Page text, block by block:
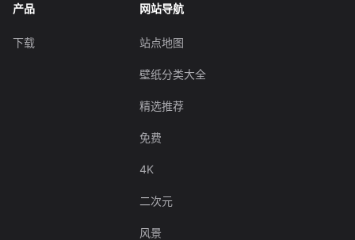
产品
下载
网站导航
站点地图
壁纸分类大全
精选推荐
免费
4K
二次元
风景